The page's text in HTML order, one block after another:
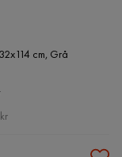
cm, Grå